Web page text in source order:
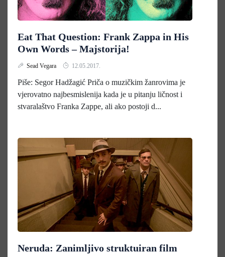
Eat That Question: Frank Zappa in His
Own Words – Majstorija!
Sead Vegara 12.05.2017.
Piše: Segor Hadžagić Priča o muzičkim žanrovima je
vjerovatno najbesmislenija kada je u pitanju ličnost i
stvaralaštvo Franka Zappe, ali ako postoji d...
Neruda: Zanimljivo struktuiran film